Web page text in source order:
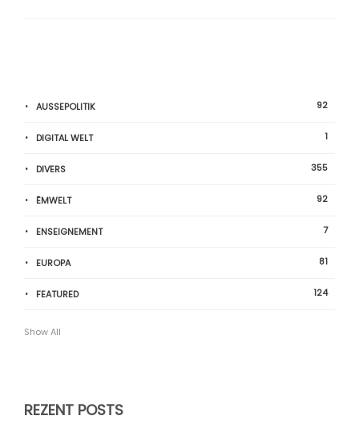
AUSSEPOLITIK 92
DIGITAL WELT 1
DIVERS 355
ËMWELT 92
ENSEIGNEMENT 7
EUROPA 81
FEATURED 124
Show All
REZENT POSTS